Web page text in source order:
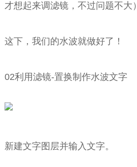
才想起来调滤镜，不过问题不大）
这下，我们的水波就做好了！
02利用滤镜-置换制作水波文字
新建文字图层并输入文字。